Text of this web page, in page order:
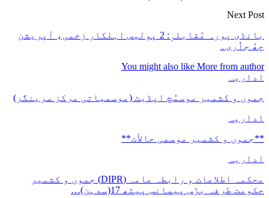
Next Post
بانڈی پورہ مُقابلہٕ: 2 پولیس اہلکار زخمی، آپریشن
چھُ جٲری۔
You might also like More from author
اداریہ
جموں و کشمیر موسمُچ اپڈیٹ (موسمیاتی مرکز سرینگر)
اداریہ
**جموں و كشمیر موسمی حالأت**
اداریہ
محکمہ اطلاعات و رابطہ عامہ (DIPR) جموں و کشمیر
حکومت طرفہ بڑس پیمانس پیٹھ 17(سدہن)…